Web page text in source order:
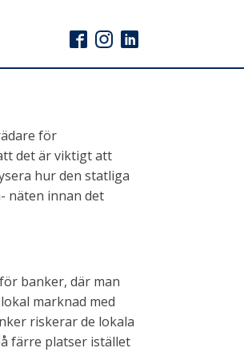
för
det är viktigt att
hur den statliga
näten innan det
banker, där man
marknad med
riskerar de lokala
färre platser istället